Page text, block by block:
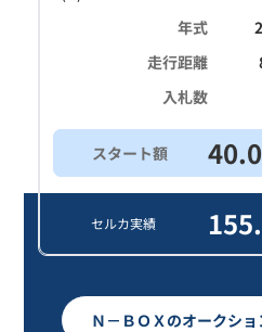
年式
走行距離
入札数
スタート額 40.0
セルカ実績
Ｎ－ＢＯＸのオークシ